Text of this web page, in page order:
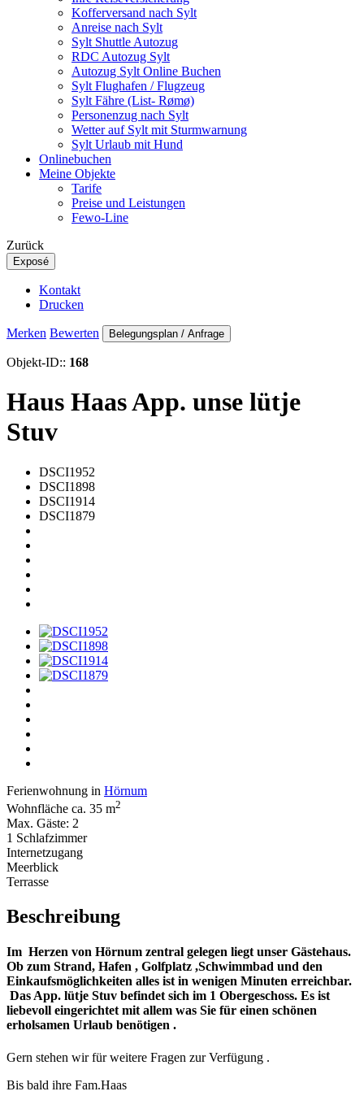
Kofferversand nach Sylt
Anreise nach Sylt
Sylt Shuttle Autozug
RDC Autozug Sylt
Autozug Sylt Online Buchen
Sylt Flughafen / Flugzeug
Sylt Fähre (List- Rømø)
Personenzug nach Sylt
Wetter auf Sylt mit Sturmwarnung
Sylt Urlaub mit Hund
Onlinebuchen
Meine Objekte
Tarife
Preise und Leistungen
Fewo-Line
Zurück
Exposé
Kontakt
Drucken
Merken Bewerten Belegungsplan / Anfrage
Objekt-ID:: 168
Haus Haas App. unse lütje
Stuv
DSCI1952
DSCI1898
DSCI1914
DSCI1879
Ferienwohnung in Hörnum
Wohnfläche ca. 35 m2
Max. Gäste: 2
1 Schlafzimmer
Internetzugang
Meerblick
Terrasse
Beschreibung
Im Herzen von Hörnum zentral gelegen liegt unser Gästehaus.
Ob zum Strand, Hafen , Golfplatz ,Schwimmbad und den
Einkaufsmöglichkeiten alles ist in wenigen Minuten erreichbar.
Das App. lütje Stuv befindet sich im 1 Obergeschoss. Es ist
liebevoll eingerichtet mit allem was Sie für einen schönen
erholsamen Urlaub benötigen .
Gern stehen wir für weitere Fragen zur Verfügung .
Bis bald ihre Fam.Haas